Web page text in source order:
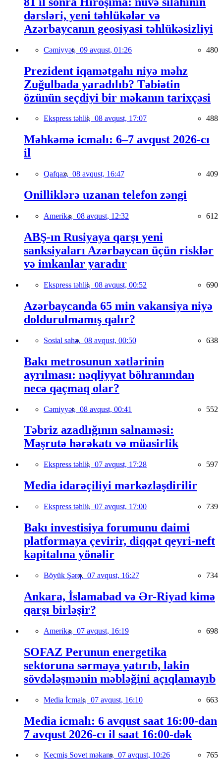
dərsləri, yeni təhlükələr və
Azərbaycanın geosiyasi təhlükəsizliyi
Cəmiyyət, 09 avqust, 01:26 480
Prezident iqamətgahı niyə məhz
Zuğulbada yaradılıb? Təbiətin
özünün seçdiyi bir məkanın tarixçəsi
Ekspress təhlil, 08 avqust, 17:07 488
Məhkəmə icmalı: 6–7 avqust 2026-cı
il
Qafqaz, 08 avqust, 16:47 409
Onilliklərə uzanan telefon zəngi
Amerika, 08 avqust, 12:32 612
ABŞ-ın Rusiyaya qarşı yeni
sanksiyaları Azərbaycan üçün risklər
və imkanlar yaradır
Ekspress təhlil, 08 avqust, 00:52 690
Azərbaycanda 65 min vakansiya niyə
doldurulmamış qalır?
Sosial sahə, 08 avqust, 00:50 638
Bakı metrosunun xətlərinin
ayrılması: nəqliyyat böhranından
necə qaçmaq olar?
Cəmiyyət, 08 avqust, 00:41 552
Təbriz azadlığının salnaməsi:
Məşrutə hərəkatı və müasirlik
Ekspress təhlil, 07 avqust, 17:28 597
Media idarəçiliyi mərkəzləşdirilir
Ekspress təhlil, 07 avqust, 17:00 739
Bakı investisiya forumunu daimi
platformaya çevirir, diqqət qeyri-neft
kapitalına yönəlir
Böyük Şərq, 07 avqust, 16:27 734
Ankara, İslamabad və Ər-Riyad kimə
qarşı birləşir?
Amerika, 07 avqust, 16:19 698
SOFAZ Perunun energetika
sektoruna sərmayə yatırıb, lakin
sövdələşmənin məbləğini açıqlamayıb
Media İcmalı, 07 avqust, 16:10 663
Media icmalı: 6 avqust saat 16:00-dan
7 avqust 2026-cı il saat 16:00-dək
Keçmiş Sovet məkanı, 07 avqust, 10:26 765